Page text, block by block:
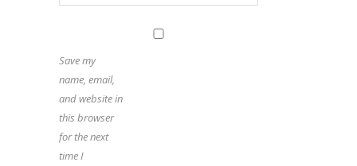
Save my
name, email,
and website in
this browser
for the next
time I